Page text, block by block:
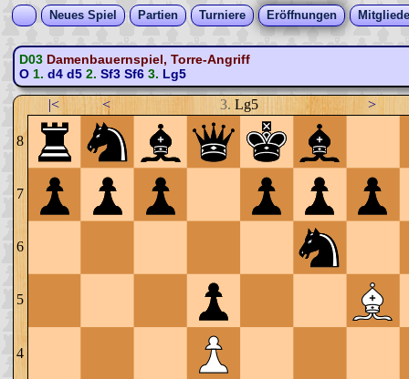
Neues Spiel Partien Turniere Eröffnungen
D03 Damenbauernspiel, Torre-Angriff
O1. d4 d52. Sf3 Sf63. Lg5
|< < 3. Lg5 >
8
7
6
5
4